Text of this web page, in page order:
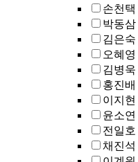
손천택
박동삼
김은숙
오혜영
김병욱
홍진배
이지현
윤소연
전일호
채진석